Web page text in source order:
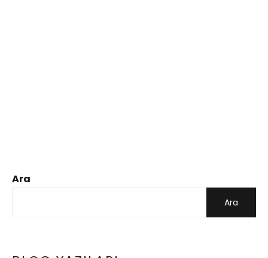
Ara
Ara